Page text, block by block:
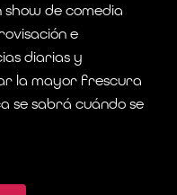
show de comedia
e
diarias y
la mayor frescura
se sabrá cuándo se